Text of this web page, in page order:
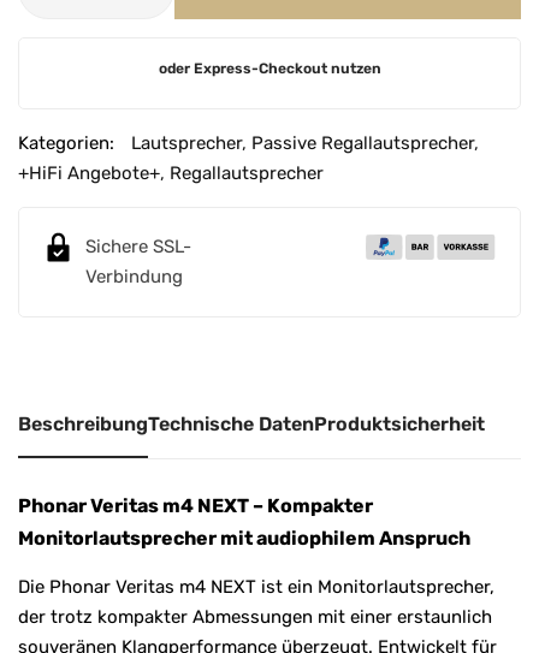
e
r
oder Express-Checkout nutzen
Kategorien: Lautsprecher, Passive Regallautsprecher,
+HiFi Angebote+, Regallautsprecher
Sichere SSL-
Verbindung
BeschreibungTechnische DatenProduktsicherheit
Phonar Veritas m4 NEXT – Kompakter
Monitorlautsprecher mit audiophilem Anspruch
Die Phonar Veritas m4 NEXT ist ein Monitorlautsprecher,
der trotz kompakter Abmessungen mit einer erstaunlich
souveränen Klangperformance überzeugt. Entwickelt für